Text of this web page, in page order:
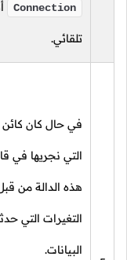
Connection
تلقائي.
في حال كان كائن
التي نجريها في
هذه الدالة من
التغيرات التي
البيانات.